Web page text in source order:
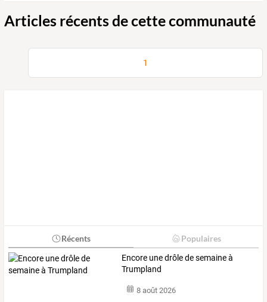
Articles récents de cette communauté
1
Récents Populaires
Encore une drôle de semaine à
Trumpland
8 août 2026